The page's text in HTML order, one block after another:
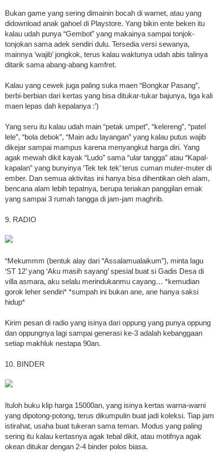
Bukan game yang sering dimainin bocah di warnet, atau yang
didownload anak gahoel di Playstore. Yang bikin ente beken itu
kalau udah punya “Gembot” yang makainya sampai tonjok-
tonjokan sama adek sendiri dulu. Tersedia versi sewanya,
mainnya ‘wajib’ jongkok, terus kalau waktunya udah abis talinya
ditarik sama abang-abang kamfret.
Kalau yang cewek juga paling suka maen “Bongkar Pasang”,
berbi-berbian dari kertas yang bisa ditukar-tukar bajunya, tiga kali
maen lepas dah kepalanya :’)
Yang seru itu kalau udah main “petak umpet”, “kelereng”, “patel
lele”, “bola debok”, “Main adu layangan” yang kalau putus wajib
dikejar sampai mampus karena menyangkut harga diri. Yang
agak mewah dikit kayak “Ludo” sama “ular tangga” atau “Kapal-
kapalan” yang bunyinya ‘Tek tek tek’ terus cuman muter-muter di
ember. Dan semua aktivitas ini hanya bisa dihentikan oleh alam,
bencana alam lebih tepatnya, berupa teriakan panggilan emak
yang sampai 3 rumah tangga di jam-jam maghrib.
9. RADIO
“Mekummm (bentuk alay dari “Assalamualaikum”), minta lagu
‘ST 12’ yang ‘Aku masih sayang’ spesial buat si Gadis Desa di
villa asmara, aku selalu merindukanmu cayang… *kemudian
gorok leher sendiri* *sumpah ini bukan ane, ane hanya saksi
hidup*
Kirim pesan di radio yang isinya dari oppung yang punya oppung
dan oppungnya lagi sampai generasi ke-3 adalah kebanggaan
setiap makhluk nestapa 90an.
10. BINDER
Ituloh buku klip harga 15000an, yang isinya kertas warna-warni
yang dipotong-potong, terus dikumpulin buat jadi koleksi. Tiap jam
istirahat, usaha buat tukeran sama teman. Modus yang paling
sering itu kalau kertasnya agak tebal dikit, atau motifnya agak
okean ditukar dengan 2-4 binder polos biasa.